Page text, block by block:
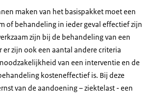
maken van het basispakket moet een
of behandeling in ieder geval effectief zijn
zijn bij de behandeling van een
zijn ook een aantal andere criteria
van een interventie en de
kosteneffectief is. Bij deze
van de aandoening – ziektelast - een